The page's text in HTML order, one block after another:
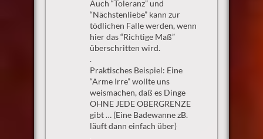
Auch “Toleranz” und
“Nächstenliebe” kann zur
tödlichen Falle werden, wenn
hier das “Richtige Maß”
überschritten wird.
.
Praktisches Beispiel: Eine
“Arme Irre” wollte uns
weismachen, daß es Dinge
OHNE JEDE OBERGRENZE
gibt … (Eine Badewanne zB.
läuft dann einfach über)
.